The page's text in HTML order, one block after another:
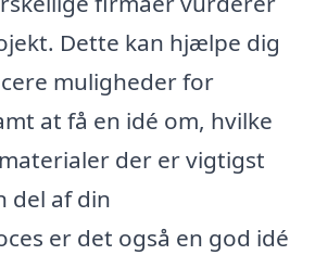
Dette kan hjælpe dig
muligheder for
at få en idé om, hvilke
der er vigtigst
del af din
er det også en god idé